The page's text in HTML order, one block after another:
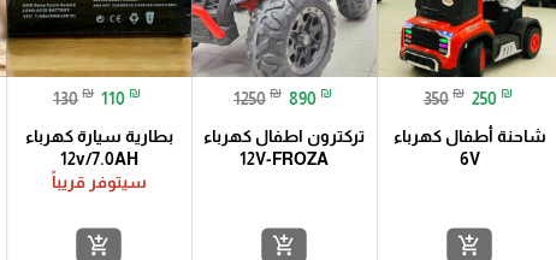
350 ₪ 250 ₪
شاحنة أطفال كهرباء
6V
add_shopping_cart
1250 ₪ 890 ₪
تركترون اطفال كهرباء
12V-FROZA
add_shopping_cart
130 ₪ 110 ₪
بطارية سيارة كهرباء
12v/7.0AH
سيتوفر قريباً
add_shopping_cart